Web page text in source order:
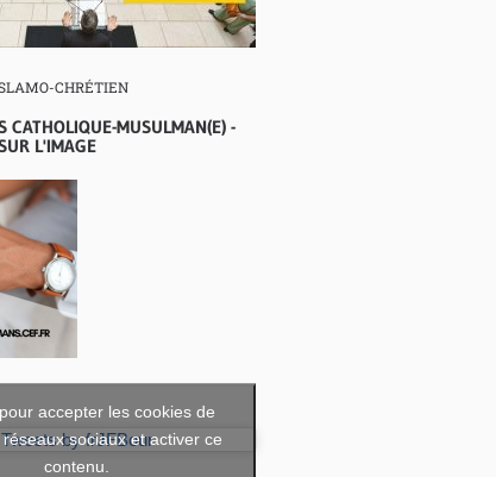
CHRÉTIEN
CATHOLIQUE-MUSULMAN(E) -
L'IMAGE
Tweets by frJFBour
accepter les cookies de
sociaux et activer ce
contenu.